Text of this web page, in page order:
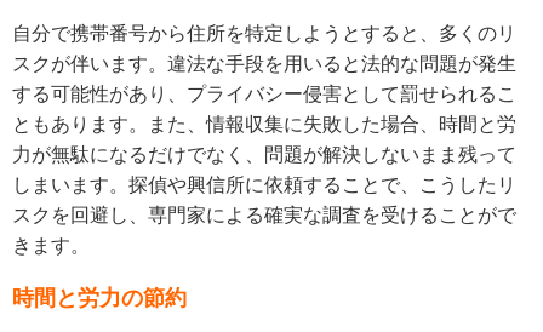
自分で携帯番号から住所を特定しようとすると、多くのリ
スクが伴います。違法な手段を用いると法的な問題が発生
する可能性があり、プライバシー侵害として罰せられるこ
ともあります。また、情報収集に失敗した場合、時間と労
力が無駄になるだけでなく、問題が解決しないまま残って
しまいます。探偵や興信所に依頼することで、こうしたリ
スクを回避し、専門家による確実な調査を受けることがで
きます。
時間と労力の節約